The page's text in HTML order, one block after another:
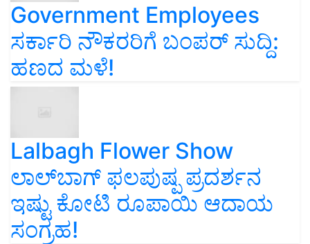
Government Employees
ಸರ್ಕಾರಿ ನೌಕರರಿಗೆ ಬಂಪರ್‌ ಸುದ್ದಿ:
ಹಣದ ಮಳೆ!
Lalbagh Flower Show
ಲಾಲ್‌ಬಾಗ್ ಫಲಪುಷ್ಪ ಪ್ರದರ್ಶನ
ಇಷ್ಟು ಕೋಟಿ ರೂಪಾಯಿ ಆದಾಯ
ಸಂಗ್ರಹ!